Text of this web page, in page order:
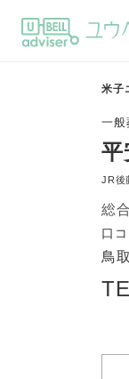
米子
一般
平
JR
総
口
鳥